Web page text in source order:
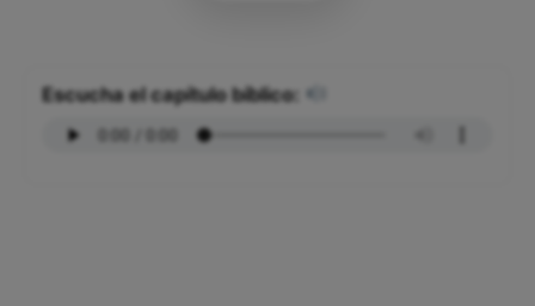
Escucha el capítulo bíblico: